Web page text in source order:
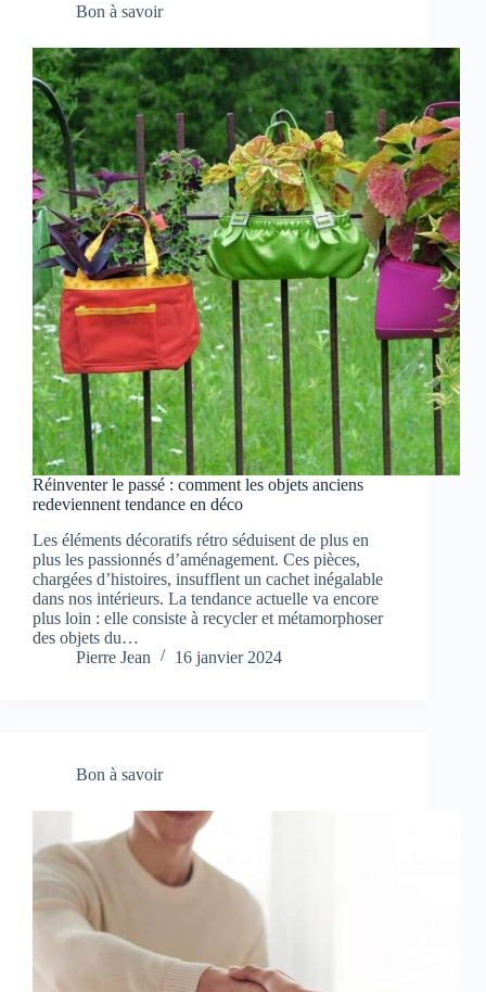
Bon à savoir
Réinventer le passé : comment les objets anciens
redeviennent tendance en déco
Les éléments décoratifs rétro séduisent de plus en
plus les passionnés d’aménagement. Ces pièces,
chargées d’histoires, insufflent un cachet inégalable
dans nos intérieurs. La tendance actuelle va encore
plus loin : elle consiste à recycler et métamorphoser
des objets du…
Pierre Jean
16 janvier 2024
Bon à savoir